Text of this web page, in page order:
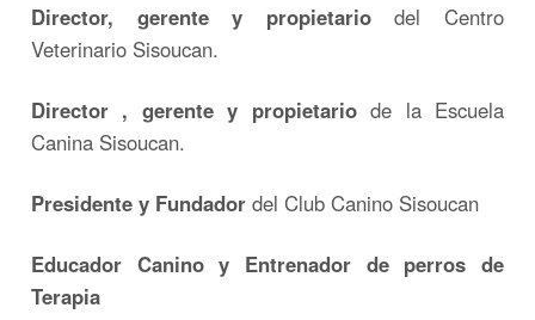
Director, gerente y propietariodel Centro
Veterinario Sisoucan.
Director , gerente y propietariode la Escuela
Canina Sisoucan.
Presidente y Fundador del Club Canino Sisoucan
Educador Canino y Entrenador de perros de
Terapia